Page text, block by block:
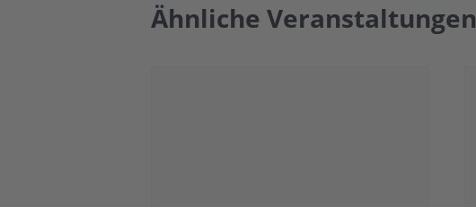
Ähnliche Veranstaltungen